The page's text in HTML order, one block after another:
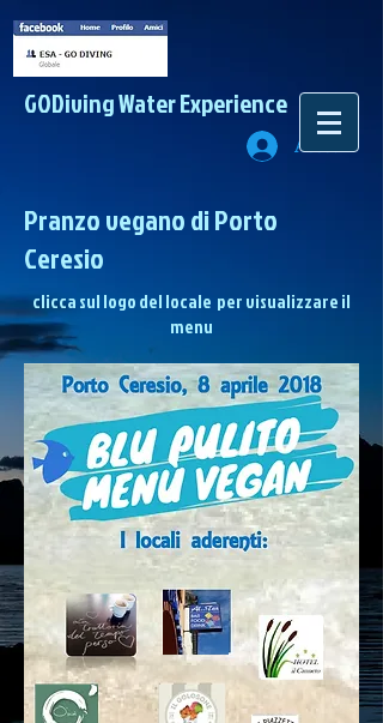
GODivingWater Experience
Accedi
Pranzo vegano di Porto
Ceresio
clicca sul logo del locale per visualizzare il
menu